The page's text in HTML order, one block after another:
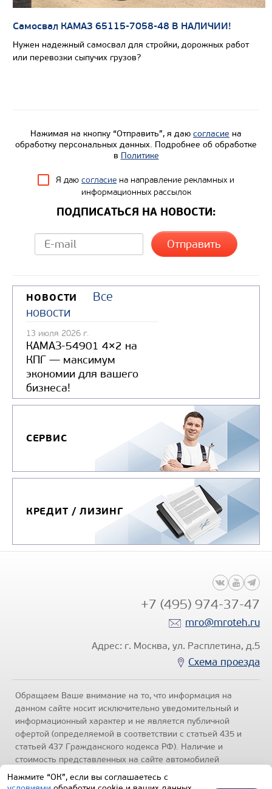
Цена по запросу
Производитель
Направление разгрузки
Колесная формула
Узнать цену
Самосвал КАМАЗ 65115-7058-48 В НАЛИЧИИ!
Нужен надежный самосвал для стройки, дорожных работ
или перевозки сыпучих грузов?
Нажимая на кнопку “Отправить”, я даю согласие на
обработку персональных данных. Подробнее об обработке
в Политике
Я даю согласие на направление рекламных и
информационных рассылок
ПОДПИСАТЬСЯ НА НОВОСТИ:
НОВОСТИ
Все
новости
13 июля 2026 г.
КАМАЗ-54901 4×2 на
КПГ — максимум
экономии для вашего
бизнеса!
СЕРВИС
КРЕДИТ / ЛИЗИНГ
+7 (495) 974-37-47
mro@mroteh.ru
Адрес: г. Москва, ул. Расплетина, д.5
Схема проезда
Обращаем Ваше внимание на то, что информация на
данном сайте носит исключительно уведомительный и
информационный характер и не является публичной
офертой (определяемой в соответствии с статьей 435 и
статьей 437 Гражданского кодекса РФ). Наличие и
стоимость представленных на сайте автомобилей
уточняйте по телефонам отделов продаж, представленных
в разделе "Контакты" настоящего ресурса.
Нажмите “ОК”, если вы соглашаетесь с